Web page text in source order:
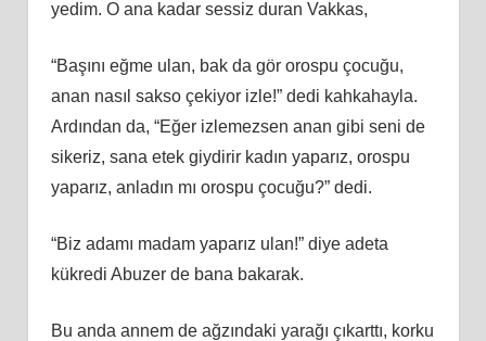
yedim. O ana kadar sessiz duran Vakkas,
“Başını eğme ulan, bak da gör orospu çocuğu,
anan nasıl sakso çekiyor izle!” dedi kahkahayla.
Ardından da, “Eğer izlemezsen anan gibi seni de
sikeriz, sana etek giydirir kadın yaparız, orospu
yaparız, anladın mı orospu çocuğu?” dedi.
“Biz adamı madam yaparız ulan!” diye adeta
kükredi Abuzer de bana bakarak.
Bu anda annem de ağzındaki yarağı çıkarttı, korku